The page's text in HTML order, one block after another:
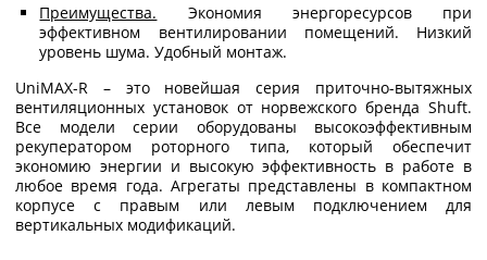
Преимущества. Экономия энергоресурсов при
эффективном вентилировании помещений. Низкий
уровень шума. Удобный монтаж.
UniMAX-R – это новейшая серия приточно-вытяжных
вентиляционных установок от норвежского бренда Shuft.
Все модели серии оборудованы высокоэффективным
рекуператором роторного типа, который обеспечит
экономию энергии и высокую эффективность в работе в
любое время года. Агрегаты представлены в компактном
корпусе с правым или левым подключением для
вертикальных модификаций.